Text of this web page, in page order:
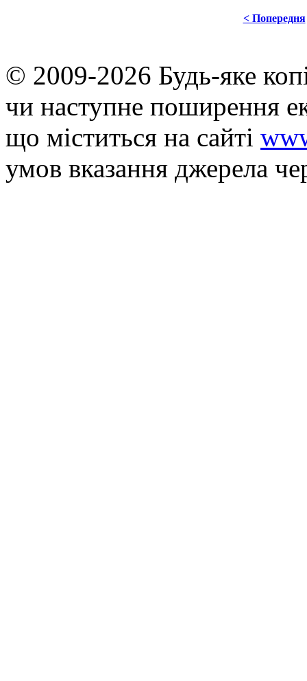
< Попередня
© 2009-2026 Будь-яке
чи наступне поширення
що мiститься на сайті
умов вказання джерела